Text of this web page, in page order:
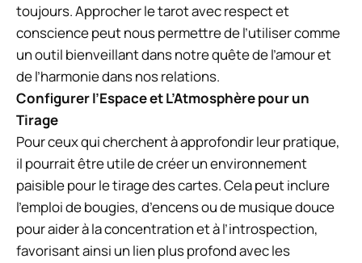
toujours. Approcher le tarot avec respect et
conscience peut nous permettre de l’utiliser comme
un outil bienveillant dans notre quête de l’amour et
de l’harmonie dans nos relations.
Configurer l’Espace et L’Atmosphère pour un
Tirage
Pour ceux qui cherchent à approfondir leur pratique,
il pourrait être utile de créer un environnement
paisible pour le tirage des cartes. Cela peut inclure
l’emploi de bougies, d’encens ou de musique douce
pour aider à la concentration et à l’introspection,
favorisant ainsi un lien plus profond avec les